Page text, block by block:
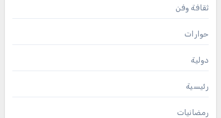
ثقافة وفن
حوارات
دولية
رئيسية
رمضانيات